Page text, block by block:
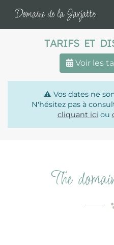
Domaine de la Jarjatte
TARIFS ET
Voir les
⚠️ Vos dates ne
N'hésitez pas à
cliquant ici ou
The